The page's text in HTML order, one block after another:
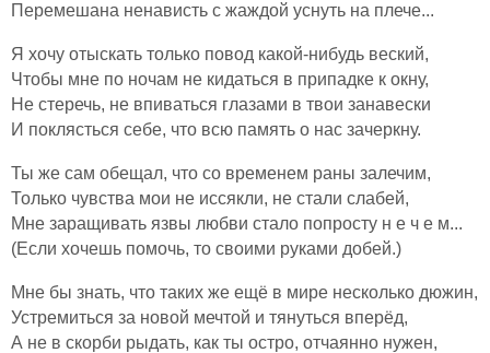
Перемешана ненависть с жаждой уснуть на плече...
Я хочу отыскать только повод какой-нибудь веский,
Чтобы мне по ночам не кидаться в припадке к окну,
Не стеречь, не впиваться глазами в твои занавески
И поклясться себе, что всю память о нас зачеркну.
Ты же сам обещал, что со временем раны залечим,
Только чувства мои не иссякли, не стали слабей,
Мне заращивать язвы любви стало попросту н е ч е м...
(Если хочешь помочь, то своими руками добей.)
Мне бы знать, что таких же ещё в мире несколько дюжин,
Устремиться за новой мечтой и тянуться вперёд,
А не в скорби рыдать, как ты остро, отчаянно нужен,